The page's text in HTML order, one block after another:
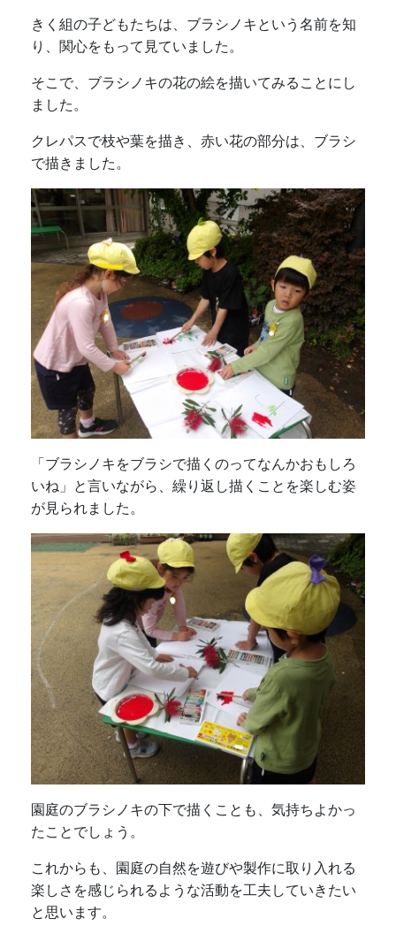
きく組の子どもたちは、ブラシノキという名前を知
り、関心をもって見ていました。
そこで、ブラシノキの花の絵を描いてみることにし
ました。
クレパスで枝や葉を描き、赤い花の部分は、ブラシ
で描きました。
「ブラシノキをブラシで描くのってなんかおもしろ
いね」と言いながら、繰り返し描くことを楽しむ姿
が見られました。
園庭のブラシノキの下で描くことも、気持ちよかっ
たことでしょう。
これからも、園庭の自然を遊びや製作に取り入れる
楽しさを感じられるような活動を工夫していきたい
と思います。